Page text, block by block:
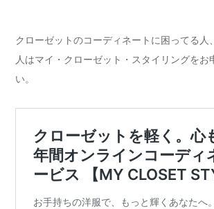
クローゼットのコーディネートに困ってる人
人はマイ・クローゼット・スタイリングをお
い。